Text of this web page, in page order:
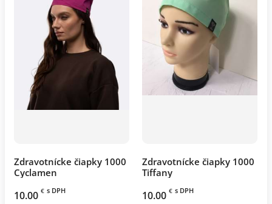
Zdravotnícke čiapky 1000
Cyclamen
10.00 € s DPH
Zdravotnícke čiapky 1000
Tiffany
10.00 € s DPH